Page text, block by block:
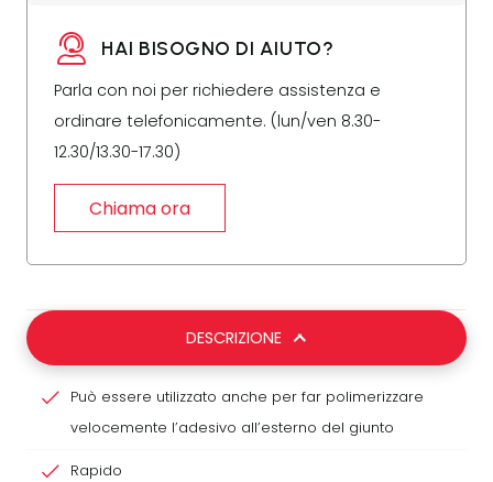
HAI BISOGNO DI AIUTO?
Parla con noi per richiedere assistenza e
ordinare telefonicamente. (lun/ven 8.30-
12.30/13.30-17.30)
Chiama ora
DESCRIZIONE
Può essere utilizzato anche per far polimerizzare
velocemente l’adesivo all’esterno del giunto
Rapido